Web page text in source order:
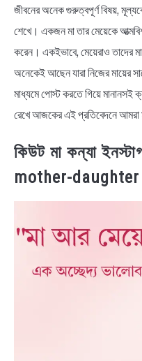
জীবনের অনেক গুরুত্বপূর্ণ বিষয়,
শেখে। একজন মা তার মেয়েকে
করেন। একইভাবে, মেয়েরাও তাদের
অনেকেই আছেন যারা নিজের মায়ের
মাধ্যমে পোস্ট করতে গিয়ে মানানসই
রেখে আজকের এই প্রতিবেদনে আমরা
কিউট মা কন্যা
mother-